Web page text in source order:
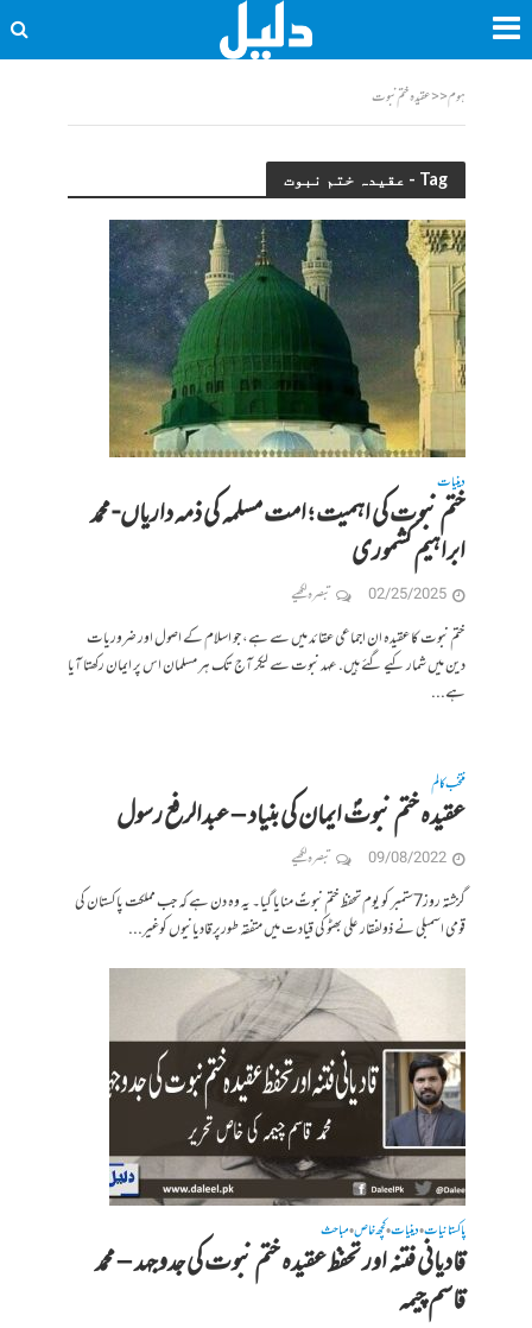
ہوم<<عقیدہ ختم نبوت
Tag - عقیدہ ختم نبوت
دینیات
ختم نبوت کی اہمیت ؛ امت مسلمہ کی ذمہ داریاں- محمد
ابراہیم کشموری
02/25/2025 تبصرہ لکھیے
ختم نبوت کا عقیدہ ان اجماعی عقائد میں سے ہے، جو اسلام کے اصول اور ضروریات
دین میں شمار کیے گئے ہیں. عہد نبوت سے لیکر آج تک ہر مسلمان اس پر ایمان رکھتا آیا
ہے...
منتخب کالم
عقیدہ ختم نبوتؐ ایمان کی بنیاد – عبدالرفع رسول
09/08/2022 تبصرہ لکھیے
گزشتہ روز7ستمبر کو یوم تحفظ ختم نبوتؐ منایا گیا۔ یہ وہ دن ہے کہ جب مملکت پاکستان کی
قومی اسمبلی نے ذولفقار علی بھٹو کی قیادت میں متفقہ طورپرقادیانیوں کوغیر...
پاکستانیات•دینیات•کچھ خاص•مباحث
قادیانی فتنہ اور تحفظ عقیدہ ختم نبوت کی جدوجہد – محمد
قاسم چیمہ